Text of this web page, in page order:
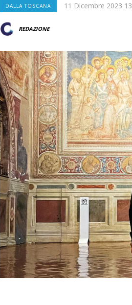
DALLA TOSCANA 11 Dicembre 2023
REDAZIONE